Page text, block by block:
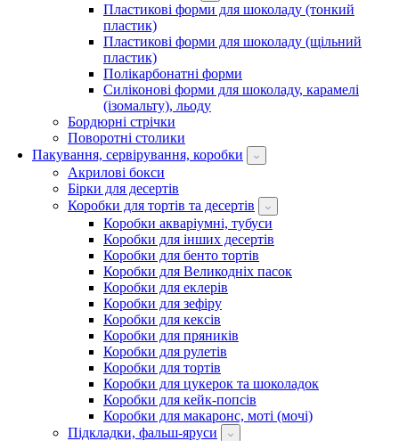
Пластикові форми для шоколаду (тонкий
пластик)
Пластикові форми для шоколаду (щільний
пластик)
Полікарбонатні форми
Силіконові форми для шоколаду, карамелі
(ізомальту), льоду
Бордюрні стрічки
Поворотні столики
Пакування, сервірування, коробки
Акрилові бокси
Бірки для десертів
Коробки для тортів та десертів
Коробки акваріумні, тубуси
Коробки для інших десертів
Коробки для бенто тортів
Коробки для Великодніх пасок
Коробки для еклерів
Коробки для зефіру
Коробки для кексів
Коробки для пряників
Коробки для рулетів
Коробки для тортів
Коробки для цукерок та шоколадок
Коробки для кейк-попсів
Коробки для макаронс, моті (мочі)
Підкладки, фальш-яруси